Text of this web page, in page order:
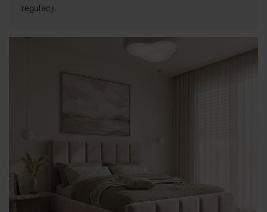
regulacji.